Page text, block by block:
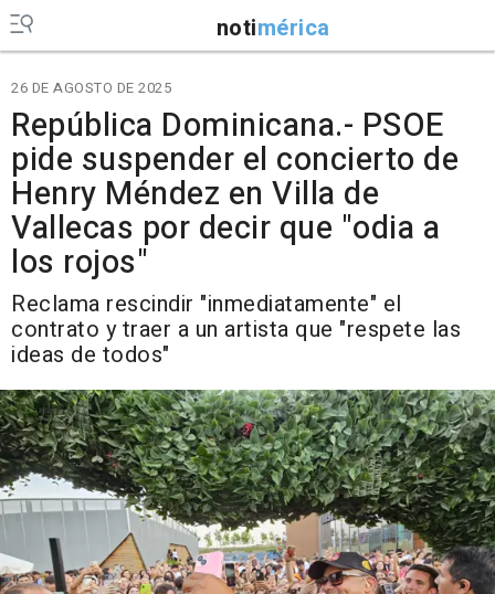
notimérica
26 DE AGOSTO DE 2025
República Dominicana.- PSOE
pide suspender el concierto de
Henry Méndez en Villa de
Vallecas por decir que "odia a
los rojos"
Reclama rescindir "inmediatamente" el
contrato y traer a un artista que "respete las
ideas de todos"